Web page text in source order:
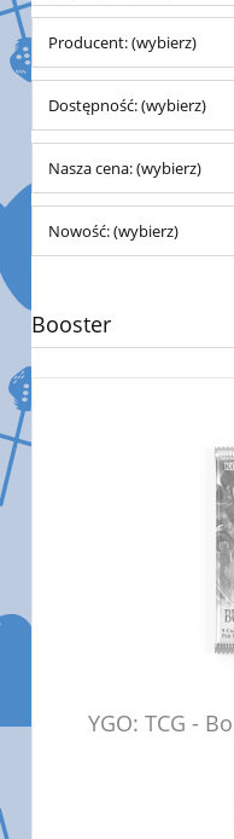
Producent: (wybierz)
Dostępność: (wybierz)
Nasza cena: (wybierz)
Nowość: (wybierz)
Booster
YGO: TCG -